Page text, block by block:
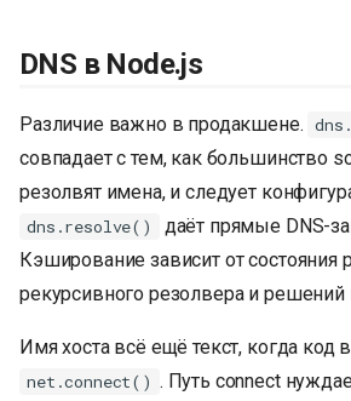
к
DNS в Node.js
Различие важно в продакшене.
совпадает с тем, как большинство
резолвят имена, и следует
dns.resolve()
даёт прямые DNS-
Кэширование зависит от состояния
рекурсивного резолвера и решений
Имя хоста всё ещё текст, когда код
net.connect() . Путь connect